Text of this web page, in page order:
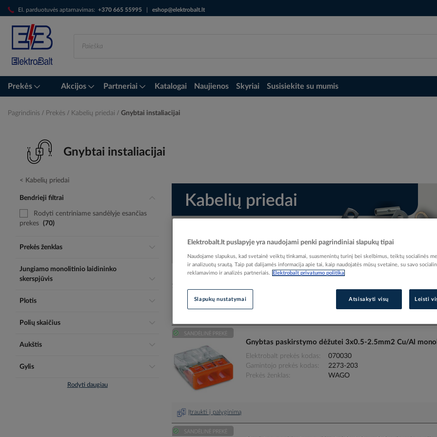
El. parduotuvės aptarnavimas: +370 665 55995 eshop@elektrobalt.lt
Skip
to
Content
Prekės Akcijos Partneriai Katalogai Naujienos Skyriai Susisiekite su mumis
Pagrindinis Prekės Kabelių priedai Gnybtai instaliacijai
Gnybtai instaliacijai
123 prekės
Rūšiuoti pagal
Gnybtas paskirstymo dėžutei 3x0.5-2.5mm2 Cu/Al
Elektrobalt prekės kodas
070030
Gamintojo prekės kodas
2273-203
Prekės ženklas
WAGO
Įtraukti į palyginimą
Kabelių priedai
Bendrieji filtrai
Rodyti centriniame sandėlyje esančias
prekes
70
Prekės ženklas
Jungiamo monolitinio laidininko
skerspjūvis
Plotis
Polių skaičius
Aukštis
Gylis
Rodyti daugiau
Elektrobalt.lt puslapyje yra naudojami penki pagrindiniai slapukų tipai
Naudojame slapukus, kad svetainė veiktų tinkamai, suasmenintų turinį bei skelbimus, teiktų socialinės
ir analizuotų srautą. Taip pat dalijamės informacija apie tai, kaip naudojatės mūsų svetaine, su savo
reklamavimo ir analizės partneriais.
Elektrobalt privatumo politika
Slapukų nustatymai Atsisakyti visų Leisti